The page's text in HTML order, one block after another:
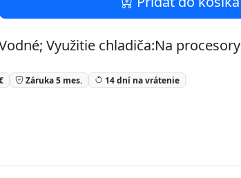
Využitie chladiča:Na procesory
Záruka 5 mes. 14 dní na vrátenie